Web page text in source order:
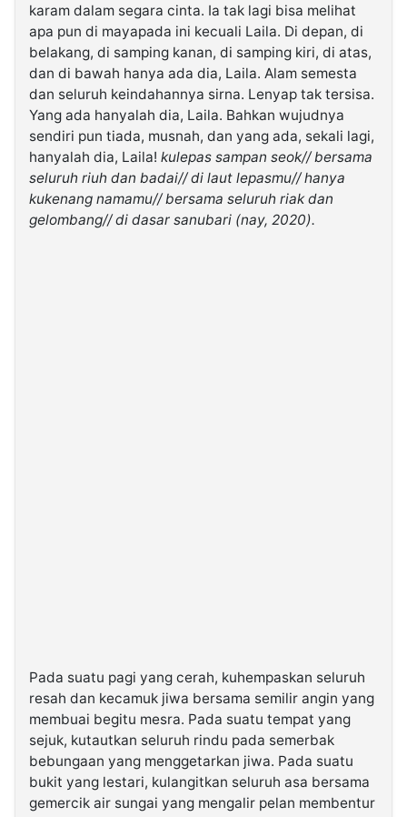
Kabarbaru
Media
karam dalam segara cinta. Ia tak lagi bisa melihat
apa pun di mayapada ini kecuali Laila. Di depan, di
belakang, di samping kanan, di samping kiri, di atas,
dan di bawah hanya ada dia, Laila. Alam semesta
dan seluruh keindahannya sirna. Lenyap tak tersisa.
Yang ada hanyalah dia, Laila. Bahkan wujudnya
sendiri pun tiada, musnah, dan yang ada, sekali lagi,
hanyalah dia, Laila! kulepas sampan seok// bersama
seluruh riuh dan badai// di laut lepasmu// hanya
kukenang namamu// bersama seluruh riak dan
gelombang// di dasar sanubari (nay, 2020).
Pada suatu pagi yang cerah, kuhempaskan seluruh
resah dan kecamuk jiwa bersama semilir angin yang
membuai begitu mesra. Pada suatu tempat yang
sejuk, kutautkan seluruh rindu pada semerbak
bebungaan yang menggetarkan jiwa. Pada suatu
bukit yang lestari, kulangitkan seluruh asa bersama
gemercik air sungai yang mengalir pelan membentur